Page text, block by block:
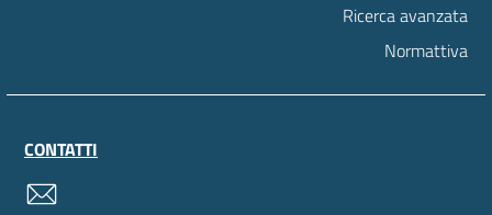
Ricerca avanzata
Normattiva
CONTATTI